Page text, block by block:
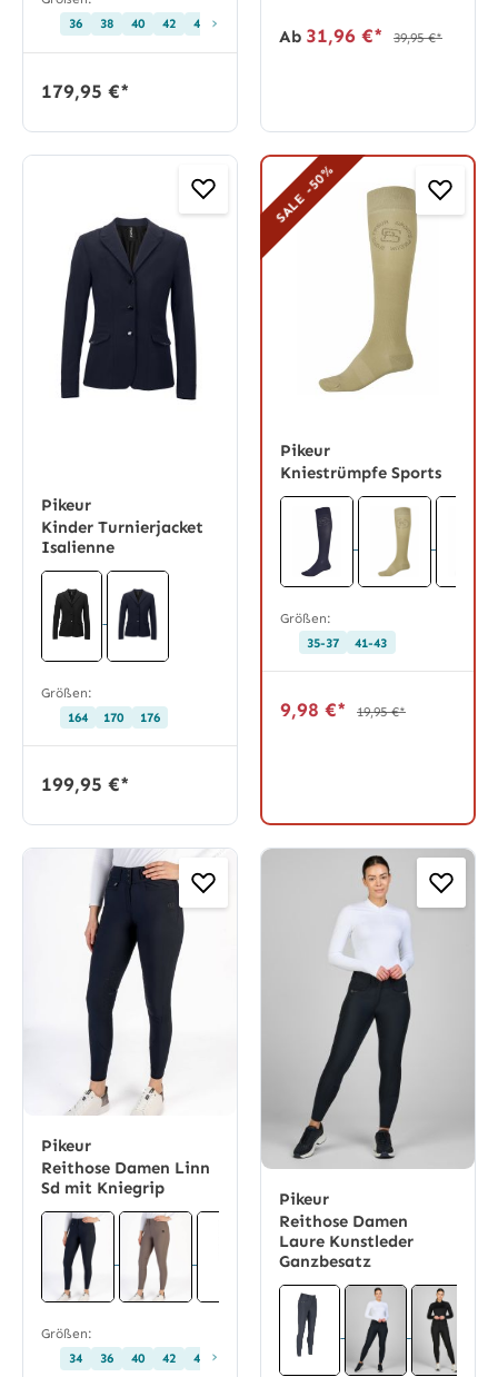
36
38 40 42 44 ›
179,95 €*
Ab 31,96 €* 39,95 €*
Pikeur
Kinder Turnierjacket
Isalienne
Größen:
164
170 176
199,95 €*
SALE -50%
Pikeur
Kniestrümpfe Sports
Größen:
35-37
41-43
9,98 €* 19,95 €*
Pikeur
Reithose Damen Linn
Sd mit Kniegrip
Größen:
34
36 40 42 44 76 88
›
Pikeur
Reithose Damen
Laure Kunstleder
Ganzbesatz